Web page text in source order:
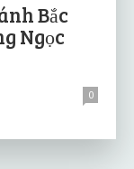
Bắc
Ngọc
0